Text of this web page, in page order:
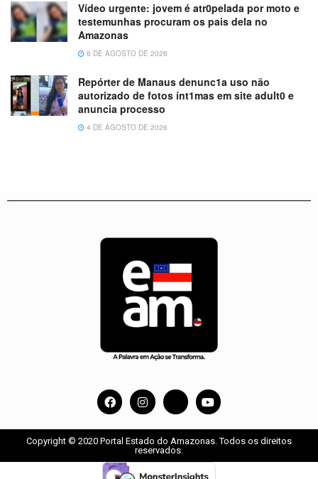
Vídeo urgente: jovem é atr0pelada por moto e
testemunhas procuram os pais dela no
Amazonas
6 DE AGOSTO DE 2026
Repórter de Manaus denunc1a uso não
autorizado de fotos ínt1mas em site adult0 e
anuncia processo
4 DE AGOSTO DE 2026
Copyright © 2020 Portal Estado do Amazonas. Todos os direitos
reservados.